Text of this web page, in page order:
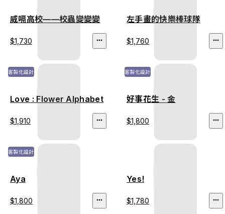
威嗝高校——校蟲變變變
$1,730
左手畫的快樂棒球隊
$1,760
客製化設計
Love : Flower Alphabet
$1,910
客製化設計
好事花生 - 金
$1,800
客製化設計
Aya
$1,800
Yes!
$1,780